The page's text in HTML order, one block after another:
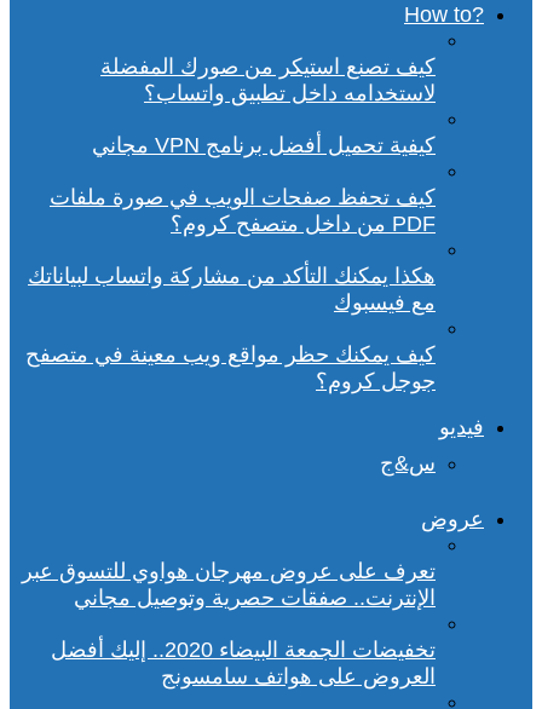
?How to
كيف تصنع استيكر من صورك المفضلة
لاستخدامه داخل تطبيق واتساب؟
كيفية تحميل أفضل برنامج VPN مجاني
كيف تحفظ صفحات الويب في صورة ملفات
PDF من داخل متصفح كروم؟
هكذا يمكنك التأكد من مشاركة واتساب لبياناتك
مع فيسبوك
كيف يمكنك حظر مواقع ويب معينة في متصفح
جوجل كروم؟
فيديو
س&ج
عروض
تعرف على عروض مهرجان هواوي للتسوق عبر
الإنترنت.. صفقات حصرية وتوصيل مجاني
تخفيضات الجمعة البيضاء 2020.. إليك أفضل
العروض على هواتف سامسونج